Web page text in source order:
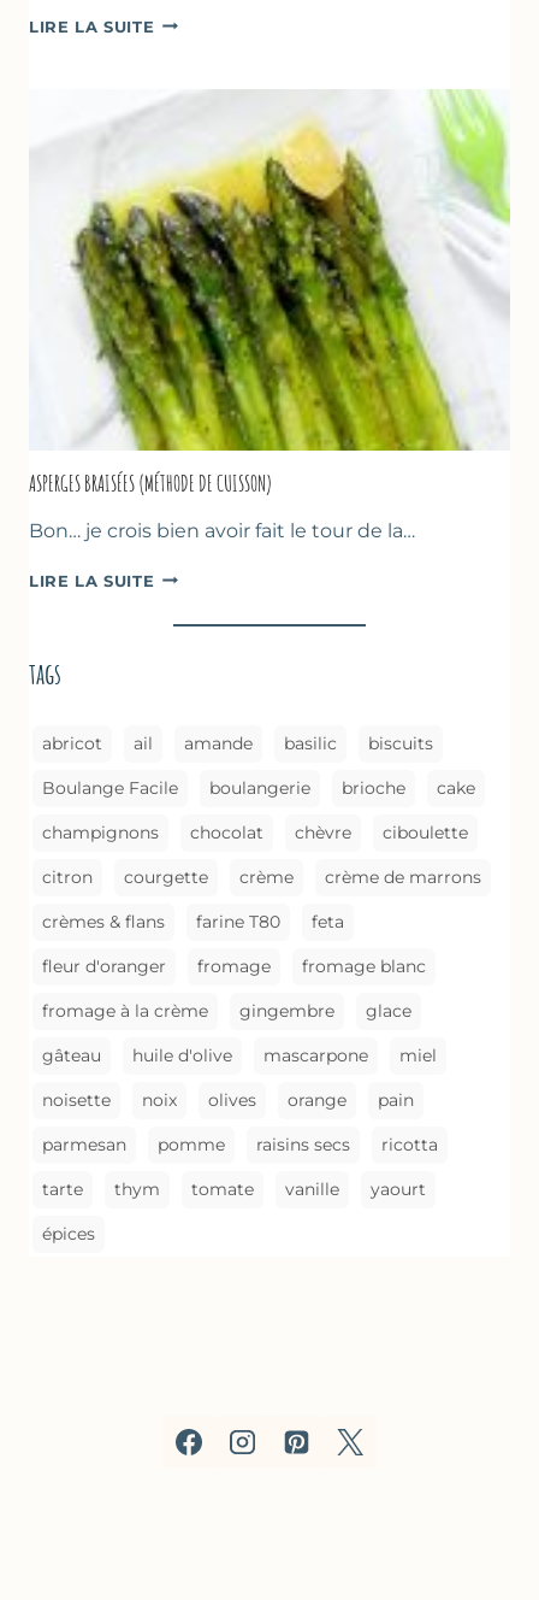
LIRE LA SUITE TERRINE
GREC,
AMANDES
&
FRUITS
ROUGES
ASPERGES BRAISÉES (MÉTHODE DE CUISSON)
Bon… je crois bien avoir fait le tour de la…
LIRE LA SUITE ASPERGES
(MÉTHODE
tags
abricot ail amande basilic biscuits
Boulange Facile boulangerie brioche cake
champignons chocolat chèvre ciboulette
citron courgette crème crème de marrons
crèmes & flans farine T80 feta
fleur d'oranger fromage fromage blanc
fromage à la crème gingembre glace
gâteau huile d'olive mascarpone miel
noisette noix olives orange pain
parmesan pomme raisins secs ricotta
tarte thym tomate vanille yaourt
épices